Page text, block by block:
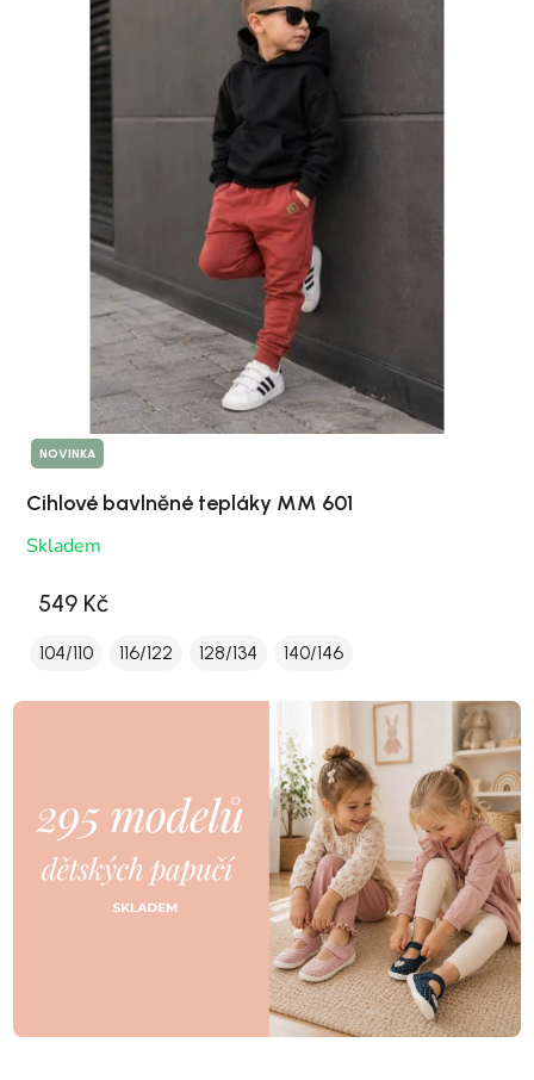
NOVINKA
Cihlové bavlněné tepláky MM 601
Skladem
549 Kč
104/110 116/122 128/134 140/146